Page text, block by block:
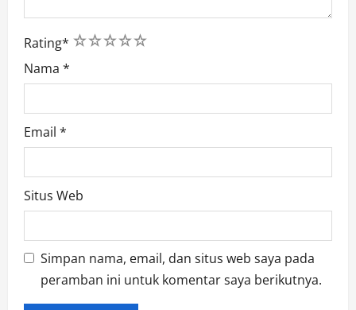
Rating* 5
4
3
2
1
Nama *
Email *
Situs Web
Simpan nama, email, dan situs web saya pada
peramban ini untuk komentar saya berikutnya.